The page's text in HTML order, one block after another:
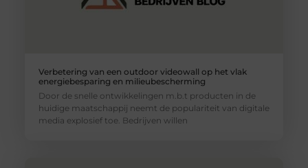
Verbetering van een outdoor videowall op het vlak
energiebesparing en milieubescherming
Door de snelle ontwikkelingen m.b.t producten in de
huidige maatschappij neemt de populariteit van digitale
media explosief toe. Bedrijven willen